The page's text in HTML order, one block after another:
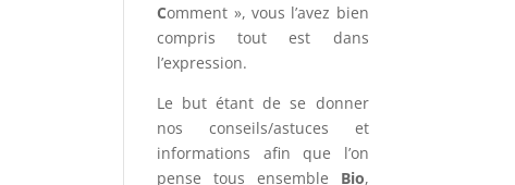
Comment », vous l’avez bien
compris tout est dans
l’expression.
Le but étant de se donner
nos conseils/astuces et
informations afin que l’on
pense tous ensemble Bio,